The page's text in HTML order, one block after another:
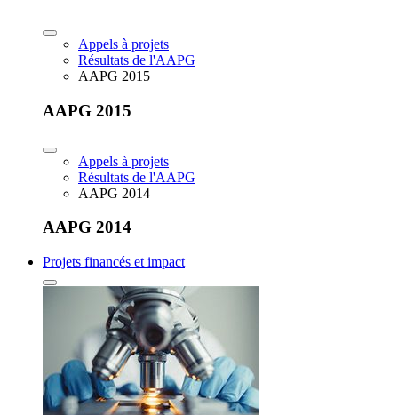
Appels à projets
Résultats de l'AAPG
AAPG 2015
AAPG 2015
Appels à projets
Résultats de l'AAPG
AAPG 2014
AAPG 2014
Projets financés et impact